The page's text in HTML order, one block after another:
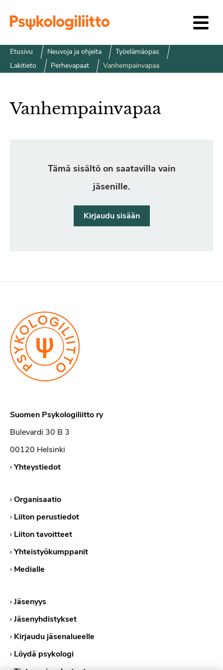
Etusivu Neuvoja ja ohjeita
Työelämäopas
Lakitieto
Perhevapaat Vanhempainvapaa
Vanhempainvapaa
Tämä sisältö on saatavilla vain
jäsenille.
Kirjaudu sisään
Suomen Psykologiliitto ry
Bulevardi 30 B 3
00120 Helsinki
›Yhteystiedot
›Organisaatio
› Liiton perustiedot
› Liiton tavoitteet
›Yhteistyökumppanit
› Medialle
›Jäsenyys
›Jäsenyhdistykset
› Kirjaudu jäsenalueelle
› Löydä psykologi